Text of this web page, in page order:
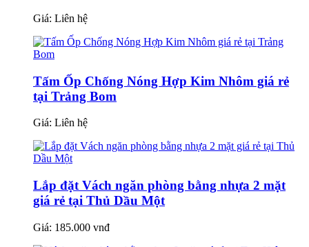
Giá: Liên hệ
Tấm Ốp Chống Nóng Hợp Kim Nhôm giá rẻ
tại Trảng Bom
Giá: Liên hệ
Lắp đặt Vách ngăn phòng bằng nhựa 2 mặt
giá rẻ tại Thủ Dầu Một
Giá: 185.000 vnđ